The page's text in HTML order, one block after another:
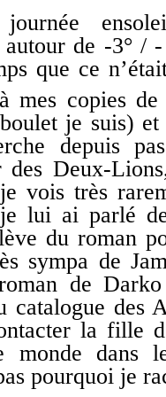
autour de -3° /
que ce
mes copies de
je suis)
depuis
des Deux-
vois très
lui ai parlé
du roman
sympa de
de
catalogue des
la fille
monde dans
pourquoi je